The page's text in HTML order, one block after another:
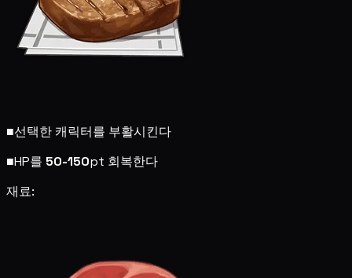
■선택한 캐릭터를 부활시킨다
■HP를 50-150pt 회복한다
재료: